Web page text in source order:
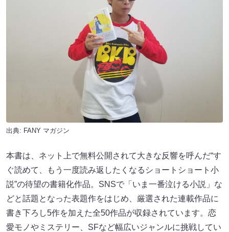
出典: FANY マガジン
本書は、ネット上で無料公開されて大きな反響を呼んだ“す
ぐ読めて、もう一度読み返したくなるショートショート小
説”の待望の書籍化作品。SNSで「いま一番泣ける小説」な
どと話題となった表題作をはじめ、厳選された連載作品に
書き下ろし5作を加えた全50作品が収録されています。恋
愛モノやミステリー、SFなど幅広いジャンルに挑戦してい